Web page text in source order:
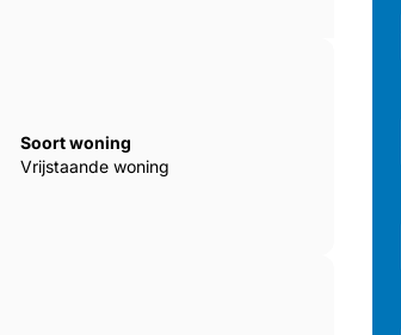
Soort woning
Vrijstaande woning